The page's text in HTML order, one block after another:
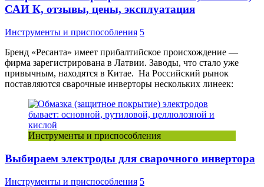
САИ К, отзывы, цены, эксплуатация
Инструменты и приспособления 5
Бренд «Ресанта» имеет прибалтийское происхождение —
фирма зарегистрирована в Латвии. Заводы, что стало уже
привычным, находятся в Китае. На Российский рынок
поставляются сварочные инверторы нескольких линеек:
Инструменты и приспособления
Выбираем электроды для сварочного инвертора
Инструменты и приспособления 5